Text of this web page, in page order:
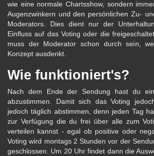
wie eine normale Chartsshow, sondern
Augenzwinkern und den persönlichen Zu-
Moderators. Dies dient nur der
Einfluss auf das Voting oder die
muss der Moderator schon durch sein,
Konzept ausdenkt.
Wie funktioniert's?
Nach dem Ende der Sendung hast du
abzustimmen. Damit sich das Voting
jedoch täglich abstimmen, denn jeden Tag
zur Verfügung die du frei über alle zum
verteilen kannst - egal ob positive oder
Voting wird montags 2 Stunden vor der
geschlossen. Um 20 Uhr findet dann die